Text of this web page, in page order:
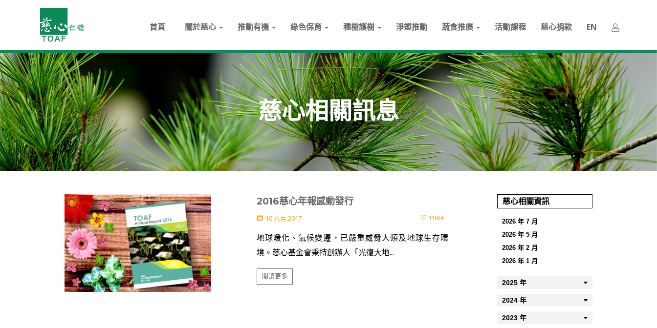
首頁 關於慈心 推動有機 綠色保育 種樹護樹 淨塑推動 蔬食推廣 活動課程 慈心捐款 EN
慈心相關訊息
2016慈心年報感動發行
16 八月,2017 11684
地球暖化、氣候變遷，已嚴重威脅人類及地球生存環
境。慈心基金會秉持創辦人「光復大地...
閱讀更多
慈心相關資訊
2026 年 7 月
2026 年 5 月
2026 年 2 月
2026 年 1 月
2025 年
2024 年
2023 年